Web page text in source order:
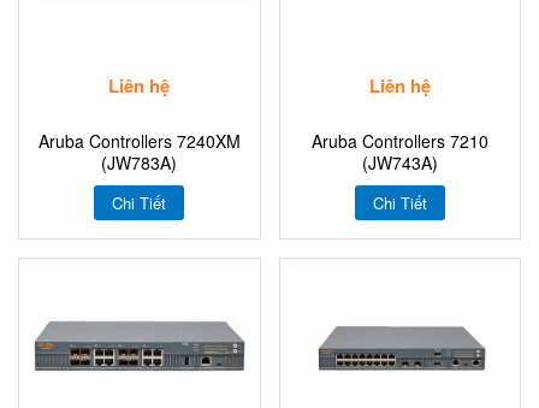
Liên hệ
Aruba Controllers 7240XM
(JW783A)
Chi Tiết
Liên hệ
Aruba Controllers 7210
(JW743A)
Chi Tiết